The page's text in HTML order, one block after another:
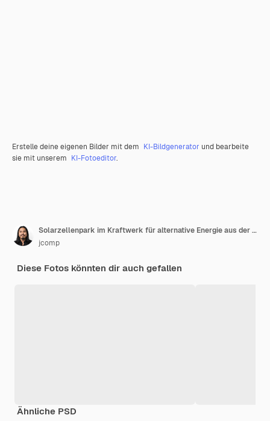
Erstelle deine eigenen Bilder mit dem KI-Bildgenerator und bearbeite
sie mit unserem KI-Fotoeditor.
Solarzellenpark im Kraftwerk für alternative Energie aus der Sonne
jcomp
Diese Fotos könnten dir auch gefallen
Ähnliche PSD